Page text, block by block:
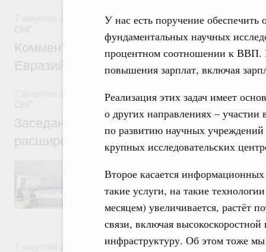
У нас есть поручение
фундаментальных научных
процентном соотношении к ВВП.
повышения зарплат, включая
Реализация этих задач имеет
о других направлениях –
по развитию научных
крупных исследовательских
Второе касается
такие услуги, на такие
месяцем) увеличивается, растёт
связи, включая
инфраструктуру. Об этом тоже мы
Евразийский экономический союз.
СНГ
Комментарий Алексея Оверчука по
Евразийского межправительственного
Евразийский экономический союз.
СНГ
Заседание Евразийского
расширенном составе
числе совершенствование кооперации в
обеспечение продовольственной
железнодорожных перевозок,
Евразийский экономический союз.